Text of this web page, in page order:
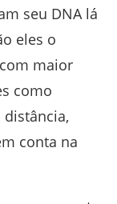
seu DNA lá
eles o
maior
como
conta na